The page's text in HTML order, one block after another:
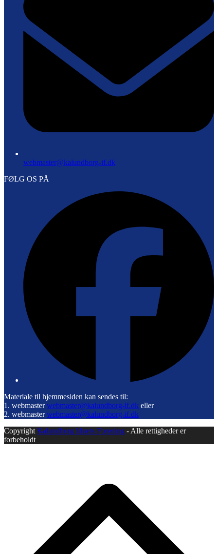
webmaster@kalundborg-if.dk
FØLG OS PÅ
Materiale til hjemmesiden kan sendes til:
1. webmasterwebmaster@kalundborg-if.dk eller
2. webmasterwebmaster@kalundborg-if.dk
Copyright Kalundborg Idræts Forening - Alle rettigheder er
forbeholdt